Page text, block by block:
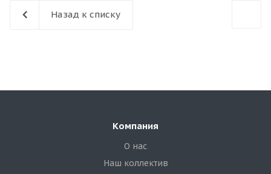
Назад к списку
Компания
О нас
Наш коллектив